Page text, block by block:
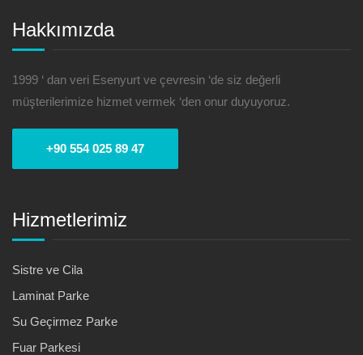
Hakkımızda
1999 ‘ dan veri Esenyurt ve çevresin ‘de siz değerli
müşterilerimize hizmet vermek ‘den onur duyuyoruz.
+90 554 025 89 47
Hizmetlerimiz
Sistre ve Cila
Laminat Parke
Su Geçirmez Parke
Fuar Parkesi